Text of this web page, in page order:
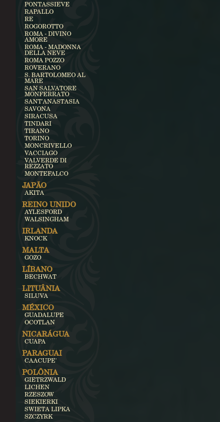
PONTASSIEVE
RAPALLO
RE
ROGOROTTO
ROMA - DIVINO
AMORE
ROMA - MADONNA
DELLA NEVE
ROMA POZZO
ROVERANO
S. BARTOLOMEO AL
MARE
SAN SALVATORE
MONFERRATO
SANT'ANASTASIA
SAVONA
SIRACUSA
TINDARI
TIRANO
TORINO
MONCRIVELLO
VACCIAGO
VALVERDE DI
REZZATO
MONTEFALCO
JAPÃO
AKITA
REINO UNIDO
AYLESFORD
WALSINGHAM
IRLANDA
KNOCK
MALTA
GOZO
LÍBANO
BECHWAT
LITUÂNIA
SILUVA
MÉXICO
GUADALUPE
OCOTLAN
NICARÁGUA
CUAPA
PARAGUAI
CAACUPE'
POLÔNIA
GIETRZWALD
LICHEN
RZESZOW
SIEKIERKI
SWIETA LIPKA
SZCZYRK